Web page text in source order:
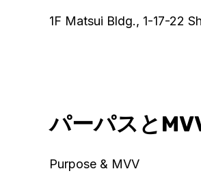
1F Matsui Bldg., 1-17-22
パーパスと
Purpose & MVV